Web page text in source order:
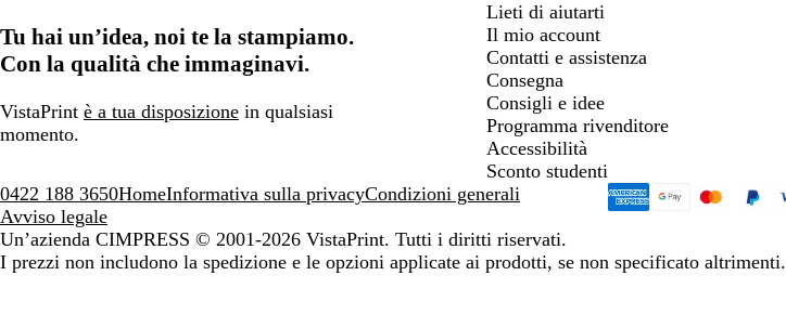
Tu hai un’idea, noi te la stampiamo.
Con la qualità che immaginavi.
VistaPrint è a tua disposizione in qualsiasi
momento.
Lieti di aiutarti
Il mio account
Contatti e assistenza
Consegna
Consigli e idee
Programma rivenditore
Accessibilità
Sconto studenti
0422 188 3650HomeInformativa sulla privacyCondizioni generali
Avviso legale
Un’azienda CIMPRESS © 2001-2026 VistaPrint. Tutti i diritti riservati.
I prezzi non includono la spedizione e le opzioni applicate ai prodotti, se non specificato altrimenti.